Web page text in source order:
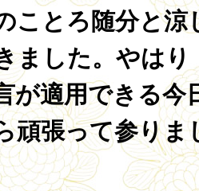
ことろ随分と
ました。やはり
が適用できる今
頑張って参りま